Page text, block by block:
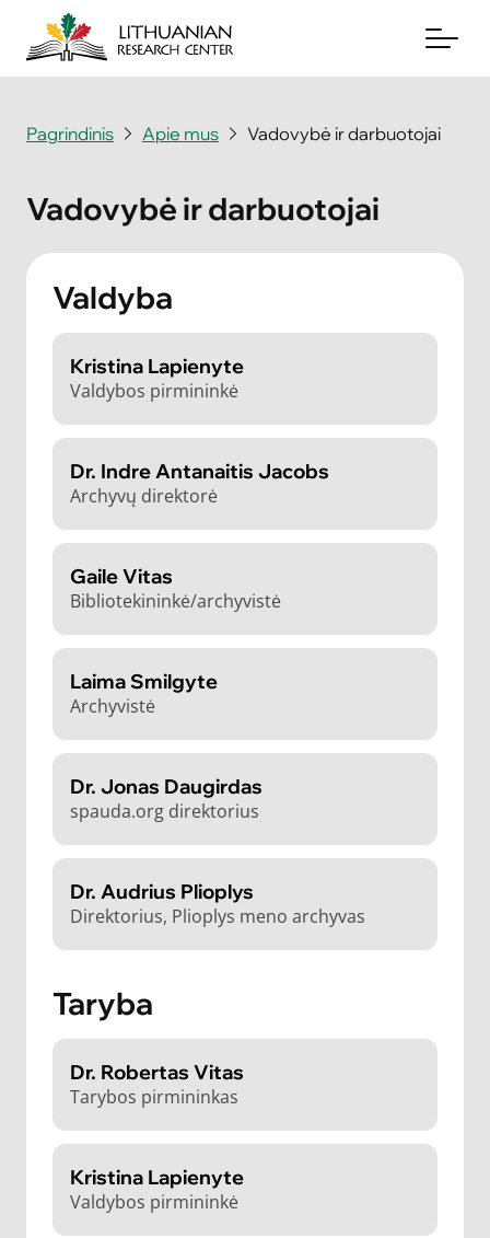
Archyvai
Knygos
Naujienos
Aukoti
Susisiekite su mumis
Pagrindinis Apie mus Vadovybė ir darbuotojai
Vadovybė ir darbuotojai
Valdyba
Kristina Lapienyte
Valdybos pirmininkė
Dr. Indre Antanaitis Jacobs
Archyvų direktorė
Gaile Vitas
Bibliotekininkė/archyvistė
Laima Smilgyte
Archyvistė
Dr. Jonas Daugirdas
spauda.org direktorius
Dr. Audrius Plioplys
Direktorius, Plioplys meno archyvas
Taryba
Dr. Robertas Vitas
Tarybos pirmininkas
Kristina Lapienyte
Valdybos pirmininkė